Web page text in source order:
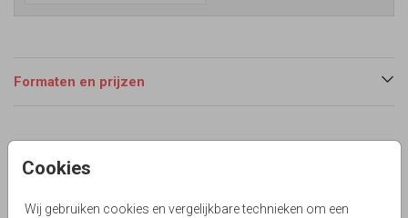
Cookies
Wij gebruiken cookies en vergelijkbare technieken om een
Formaten en prijzen
Modern enkel adoptiekaartje voor adoptie meisje met